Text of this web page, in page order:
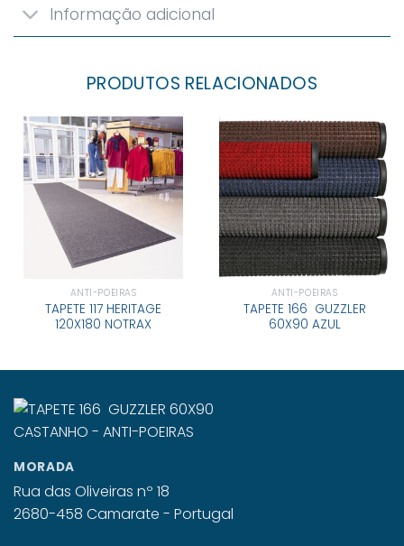
Informação adicional
PRODUTOS RELACIONADOS
ANTI-POEIRAS
TAPETE 117 HERITAGE
120X180 NOTRAX
ANTI-POEIRAS
TAPETE 166 GUZZLER
60X90 AZUL
MORADA
Rua das Oliveiras nº 18
2680-458 Camarate - Portugal